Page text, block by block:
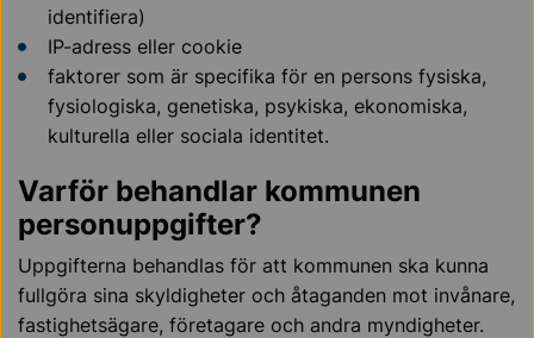
identifiera)
IP-adress eller cookie
faktorer som är specifika för en persons fysiska,
fysiologiska, genetiska, psykiska, ekonomiska,
kulturella eller sociala identitet.
Varför behandlar kommunen
personuppgifter?
Uppgifterna behandlas för att kommunen ska kunna
fullgöra sina skyldigheter och åtaganden mot invånare,
fastighetsägare, företagare och andra myndigheter.